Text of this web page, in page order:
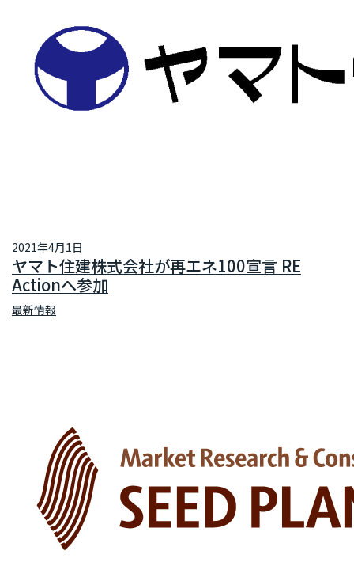
2021年4月1日
ヤマト住建株式会社が再エネ100宣言 RE
Actionへ参加
最新情報